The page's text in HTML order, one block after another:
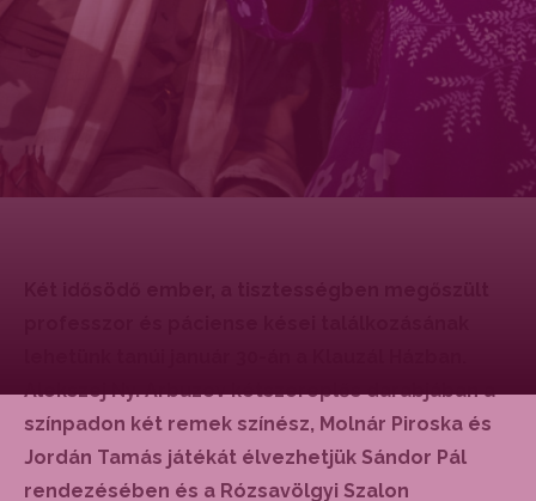
Alekszej Ny. Arbuzov kétszereplős darabjában a
színpadon két remek színész, Molnár Piroska és
Jordán Tamás játékát élvezhetjük Sándor Pál
rendezésében és a Rózsavölgyi Szalon